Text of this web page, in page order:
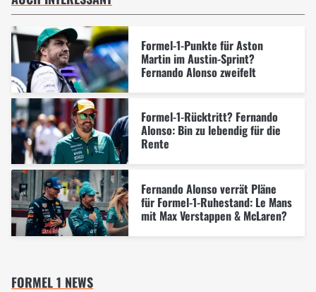
Formel-1-Punkte für Aston
Martin im Austin-Sprint?
Fernando Alonso zweifelt
Formel-1-Rücktritt? Fernando
Alonso: Bin zu lebendig für die
Rente
Fernando Alonso verrät Pläne
für Formel-1-Ruhestand: Le Mans
mit Max Verstappen & McLaren?
FORMEL 1 NEWS